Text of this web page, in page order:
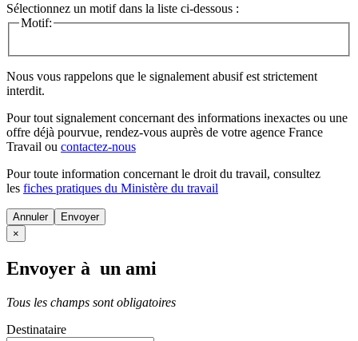
Sélectionnez un motif dans la liste ci-dessous :
Motif:
Nous vous rappelons que le signalement abusif est strictement
interdit.
Pour tout signalement concernant des informations inexactes ou une
offre déjà pourvue, rendez-vous auprès de votre agence France
Travail ou contactez-nous
Pour toute information concernant le droit du travail, consultez
les fiches pratiques du Ministère du travail
Annuler
×
Envoyer à un ami
Tous les champs sont obligatoires
Destinataire